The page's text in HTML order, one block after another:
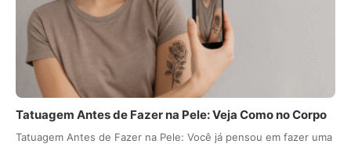
Tatuagem Antes de Fazer na Pele: Veja Como no Corpo
Tatuagem Antes de Fazer na Pele: Você já pensou em fazer uma